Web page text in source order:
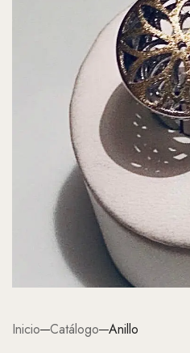
Inicio Catálogo Anillo